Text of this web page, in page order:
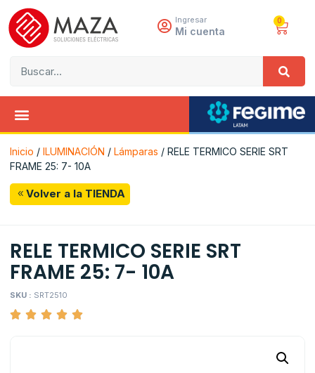
Ingresar
Mi cuenta
0
Inicio / ILUMINACIÓN / Lámparas / RELE TERMICO SERIE SRT
FRAME 25: 7- 10A
Volver a la TIENDA
RELE TERMICO SERIE SRT
FRAME 25: 7- 10A
SKU : SRT2510